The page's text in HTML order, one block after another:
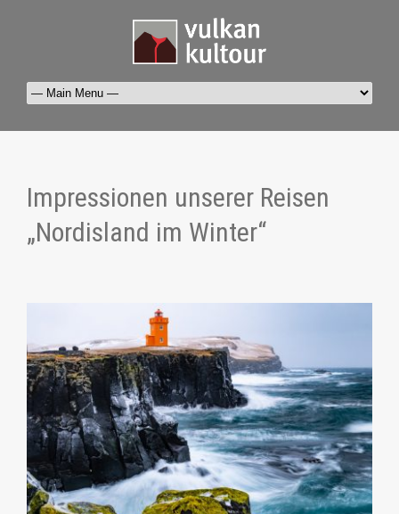
Impressionen unserer Reisen
„Nordisland im Winter“